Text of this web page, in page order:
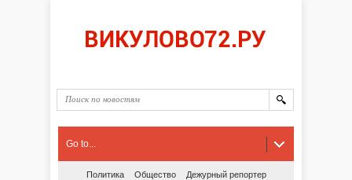
Go to...
Политика Общество
Дежурный репортер